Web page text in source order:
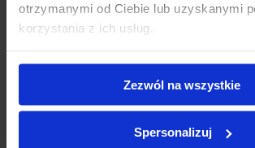
otrzymanymi od Ciebie lub uzyskanymi
korzystania z ich usług.
Zezwól na wszystkie
Spersonalizuj
Aillio BULLET ROASTER R1 V2 |